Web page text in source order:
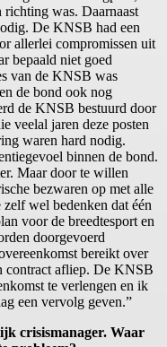
was. Daarnaast
De KNSB had een
allerlei compromissen uit
bepaald niet goed
van de KNSB was
de bond ook nog
de KNSB bestuurd door
veelal jaren deze posten
waren hard nodig.
binnen de bond.
Maar door te willen
bezwaren op met alle
wel bedenken dat één
voor de breedtesport en
doorgevoerd
bereikt over
contract afliep. De KNSB
te verlengen en ik
een vervolg geven.”
crisismanager. Waar